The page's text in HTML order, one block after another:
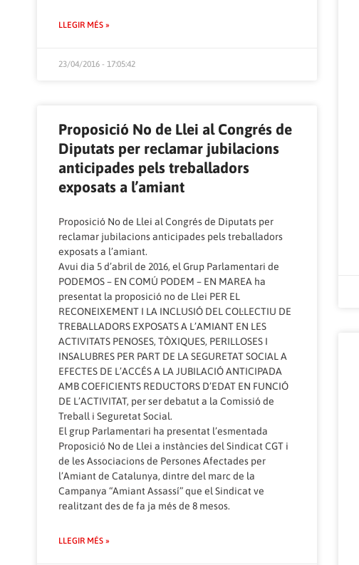
LLEGIR MÉS »
23/04/2016 - 17:05:42
Proposició No de Llei al Congrés de
Diputats per reclamar jubilacions
anticipades pels treballadors
exposats a l’amiant
Proposició No de Llei al Congrés de Diputats per
reclamar jubilacions anticipades pels treballadors
exposats a l’amiant.
Avui dia 5 d’abril de 2016, el Grup Parlamentari de
PODEMOS – EN COMÚ PODEM – EN MAREA ha
presentat la proposició no de Llei PER EL
RECONEIXEMENT I LA INCLUSIÓ DEL COL·LECTIU DE
TREBALLADORS EXPOSATS A L’AMIANT EN LES
ACTIVITATS PENOSES, TÒXIQUES, PERILLOSES I
INSALUBRES PER PART DE LA SEGURETAT SOCIAL A
EFECTES DE L’ACCÉS A LA JUBILACIÓ ANTICIPADA
AMB COEFICIENTS REDUCTORS D’EDAT EN FUNCIÓ
DE L’ACTIVITAT, per ser debatut a la Comissió de
Treball i Seguretat Social.
El grup Parlamentari ha presentat l’esmentada
Proposició No de Llei a instàncies del Sindicat CGT i
de les Associacions de Persones Afectades per
l’Amiant de Catalunya, dintre del marc de la
Campanya “Amiant Assassí” que el Sindicat ve
realitzant des de fa ja més de 8 mesos.
LLEGIR MÉS »